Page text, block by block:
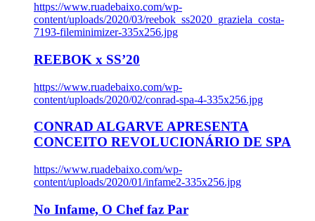
https://www.ruadebaixo.com/wp-
content/uploads/2020/03/reebok_ss2020_graziela_costa-
7193-fileminimizer-335x256.jpg
REEBOK x SS’20
https://www.ruadebaixo.com/wp-
content/uploads/2020/02/conrad-spa-4-335x256.jpg
CONRAD ALGARVE APRESENTA
CONCEITO REVOLUCIONÁRIO DE SPA
https://www.ruadebaixo.com/wp-
content/uploads/2020/01/infame2-335x256.jpg
No Infame, O Chef faz Par